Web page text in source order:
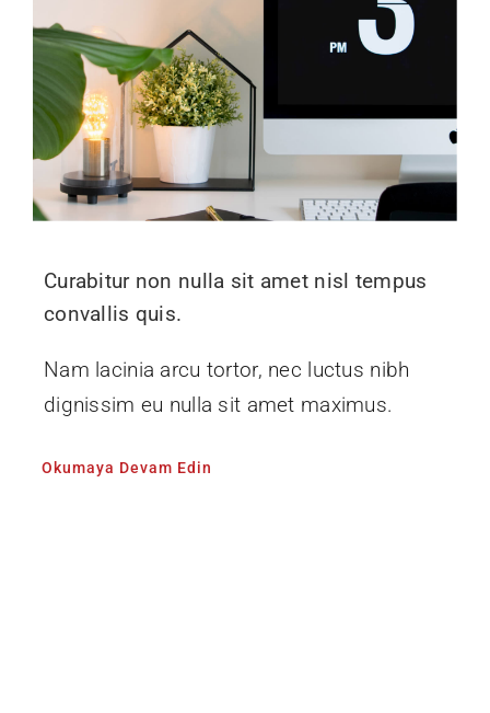
Curabitur non nulla sit amet nisl tempus
convallis quis.
Nam lacinia arcu tortor, nec luctus nibh
dignissim eu nulla sit amet maximus.
Okumaya Devam Edin